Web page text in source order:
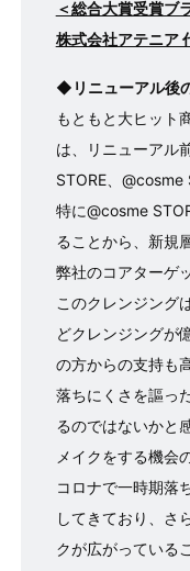
＜総合大賞受賞ブ
株式会社アテニア
◆リニューアル後
もともと大ヒット
は、リニューアル
STORE、@cosme
特に@cosme
ることから、新規
弊社のコアターゲ
このクレンジング
どクレンジングが
の方からの支持も
落ちにくさを謳っ
るのではないかと
メイクをする機会
コロナで一時期落
してきており、さ
クが広がっている